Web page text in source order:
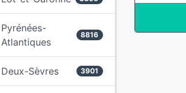
Pyrénées-
Atlantiques
8816
Deux-Sèvres 3901